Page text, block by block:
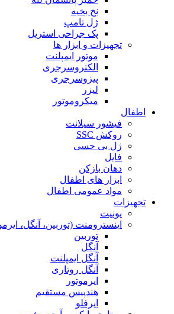
نخ بخیه
ژل تامپ
پک جراحی استریل
تجهیزات و ابزار ها
موتور ایمپلنت
الکتروسرجری
پیزوسرجری
لیزر
میکروموتور
اطفال
فیشور سیلانت
روکش SSC
ژل بی حسی
فایل
دهان بازکن
ابزار های اطفال
مواد عمومی اطفال
تجهیزات
یونیت
اینسترومنت (توربین، آنگل،
توربین
آنگل
آنگل ایمپلنت
آنگل روتاری
ایرموتور
هندپیس مستقیم
ایرفلو